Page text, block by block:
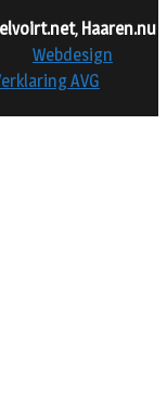
, Haaren.nu
Webdesign
AVG